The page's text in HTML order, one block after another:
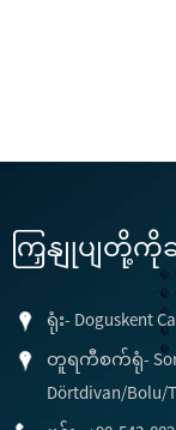
ကြှနျုပျတို့
ရုံး- Doguskent
တူရကီစက်ရုံ-
Dörtdivan/Bolu/